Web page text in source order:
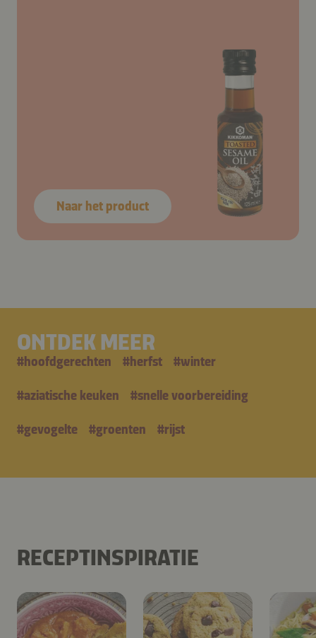
Naar het product
ONTDEK MEER
#hoofdgerechten #herfst #winter
#aziatische keuken #snelle voorbereiding
#gevogelte #groenten #rijst
RECEPTINSPIRATIE